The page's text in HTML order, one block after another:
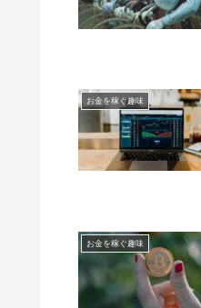
お金を稼ぐ趣味
お金を稼ぐ趣味